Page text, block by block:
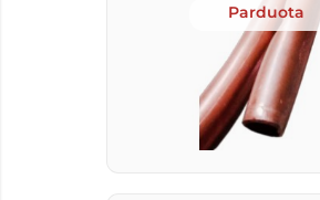
Parduota